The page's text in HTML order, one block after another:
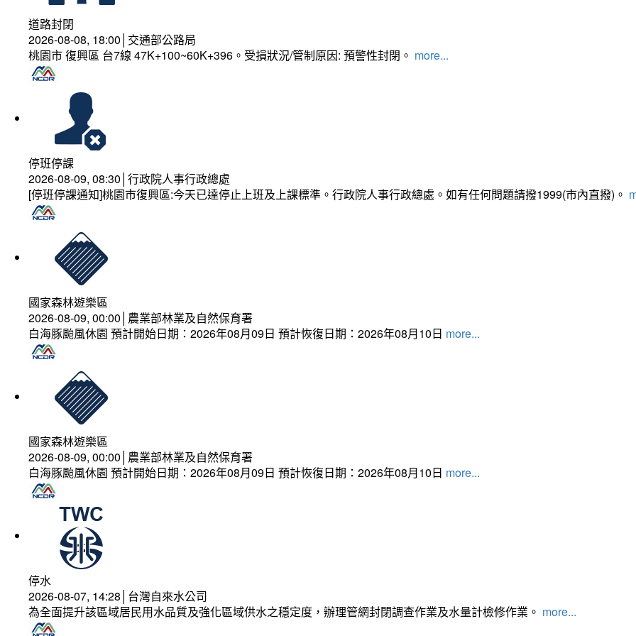
道路封閉
2026-08-08, 18:00│交通部公路局
桃園市 復興區 台7線 47K+100~60K+396。受損狀況/管制原因: 預警性封閉。 more...
停班停課
2026-08-09, 08:30│行政院人事行政總處
[停班停課通知]桃園市復興區:今天已達停止上班及上課標準。行政院人事行政總處。如有任何問題請撥1999(市內直撥)。
國家森林遊樂區
2026-08-09, 00:00│農業部林業及自然保育署
白海豚颱風休園 預計開始日期：2026年08月09日 預計恢復日期：2026年08月10日 more...
國家森林遊樂區
2026-08-09, 00:00│農業部林業及自然保育署
白海豚颱風休園 預計開始日期：2026年08月09日 預計恢復日期：2026年08月10日 more...
停水
2026-08-07, 14:28│台灣自來水公司
為全面提升該區域居民用水品質及強化區域供水之穩定度，辦理管網封閉調查作業及水量計檢修作業。 more...